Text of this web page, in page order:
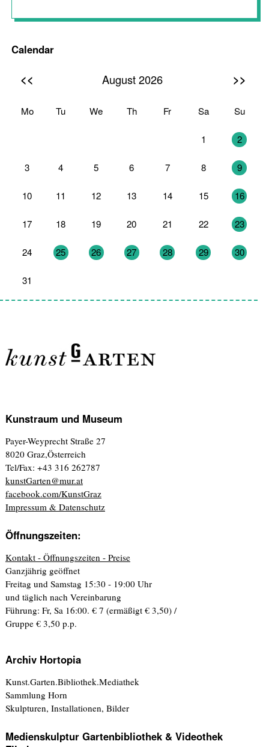
Calendar
<< August 2026 >>
Mo Tu We Th Fr Sa Su
1 2
3 4 5 6 7 8 9
10 11 12 13 14 15 16
17 18 19 20 21 22 23
24 25 26 27 28 29 30
31
Kunstraum und Museum
Payer-Weyprecht Straße 27
8020 Graz,Österreich
Tel/Fax: +43 316 262787
kunstGarten@mur.at
facebook.com/KunstGraz
Impressum & Datenschutz
Öffnungszeiten:
Kontakt - Öffnungszeiten - Preise
Ganzjährig geöffnet
Freitag und Samstag 15:30 - 19:00 Uhr
und täglich nach Vereinbarung
Führung: Fr, Sa 16:00. € 7 (ermäßigt € 3,50) /
Gruppe € 3,50 p.p.
Archiv Hortopia
Kunst.Garten.Bibliothek.Mediathek
Sammlung Horn
Skulpturen, Installationen, Bilder
Medienskulptur Gartenbibliothek & Videothek